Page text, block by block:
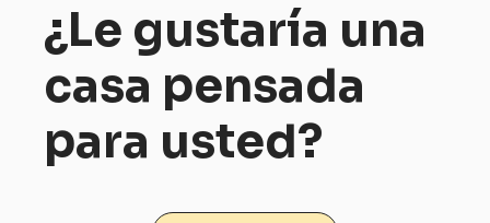
¿Le gustaría una
casa pensada
para usted?